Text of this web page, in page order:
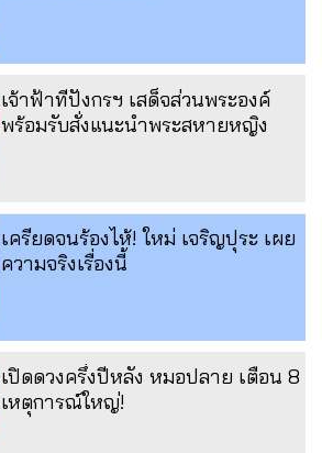
เจ้าฟ้าทีปังกรฯ เสด็จส่วนพระองค์
พร้อมรับสั่งแนะนำพระสหายหญิง
เครียดจนร้องไห้! ใหม่ เจริญปุระ เผย
ความจริงเรื่องนี้
เปิดดวงครึ่งปีหลัง หมอปลาย เตือน 8
เหตุการณ์ใหญ่!